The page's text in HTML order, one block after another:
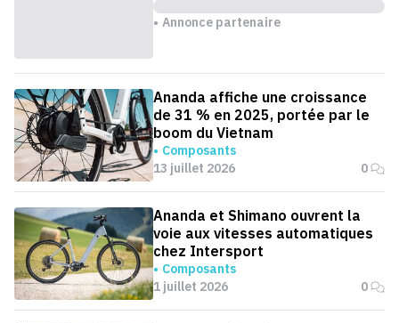
Annonce partenaire
Ananda affiche une croissance
de 31 % en 2025, portée par le
boom du Vietnam
Composants
13 juillet 2026
0
Ananda et Shimano ouvrent la
voie aux vitesses automatiques
chez Intersport
Composants
1 juillet 2026
0